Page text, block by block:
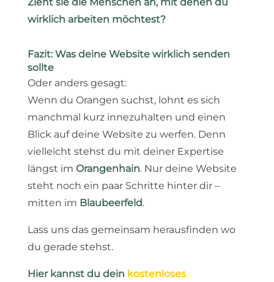
wirklich arbeiten möchtest?
Fazit: Was deine Website wirklich senden
sollte
Oder anders gesagt:
Wenn du Orangen suchst, lohnt es sich
manchmal kurz innezuhalten und einen
Blick auf deine Website zu werfen. Denn
vielleicht stehst du mit deiner Expertise
längst im Orangenhain. Nur deine Website
steht noch ein paar Schritte hinter dir –
mitten im Blaubeerfeld.
Lass uns das gemeinsam herausfinden wo
du gerade stehst.
Hier kannst du dein kostenloses